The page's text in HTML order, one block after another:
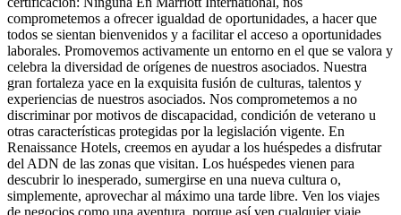
comprometemos a ofrecer igualdad de oportunidades, a hacer que
todos se sientan bienvenidos y a facilitar el acceso a oportunidades
laborales. Promovemos activamente un entorno en el que se valora y
celebra la diversidad de orígenes de nuestros asociados. Nuestra
gran fortaleza yace en la exquisita fusión de culturas, talentos y
experiencias de nuestros asociados. Nos comprometemos a no
discriminar por motivos de discapacidad, condición de veterano u
otras características protegidas por la legislación vigente. En
Renaissance Hotels, creemos en ayudar a los huéspedes a disfrutar
del ADN de las zonas que visitan. Los huéspedes vienen para
descubrir lo inesperado, sumergirse en una nueva cultura o,
simplemente, aprovechar al máximo una tarde libre. Ven los viajes
de negocios como una aventura, porque así ven cualquier viaje.